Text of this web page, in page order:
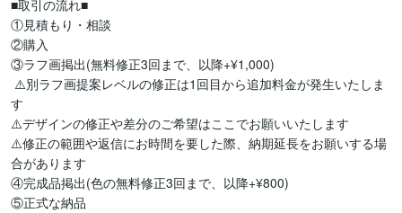
■取引の流れ■
①見積もり・相談
②購入
③ラフ画掲出(無料修正3回まで、以降+¥1,000)
す
⚠️デザインの修正や差分のご希望はここでお願いいたします
⚠️修正の範囲や返信にお時間を要した際、納期延長をお願いする場
合があります
④完成品掲出(色の無料修正3回まで、以降+¥800)
⑤正式な納品